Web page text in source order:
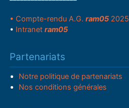
• Compte-rendu A.G.ram05 2025
• Intranetram05
Partenariats
Notre politique de partenariats
Nos conditions générales